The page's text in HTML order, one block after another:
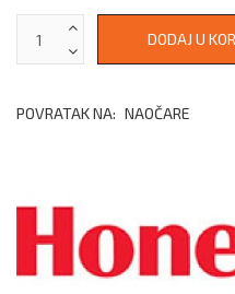
POVRATAK NA: NAOČARE